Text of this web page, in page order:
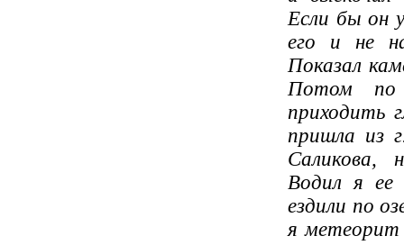
Если бы он
его и не
Показал
Потом по
приходить
пришла из
Саликова,
Водил я
ездили по
я метеорит